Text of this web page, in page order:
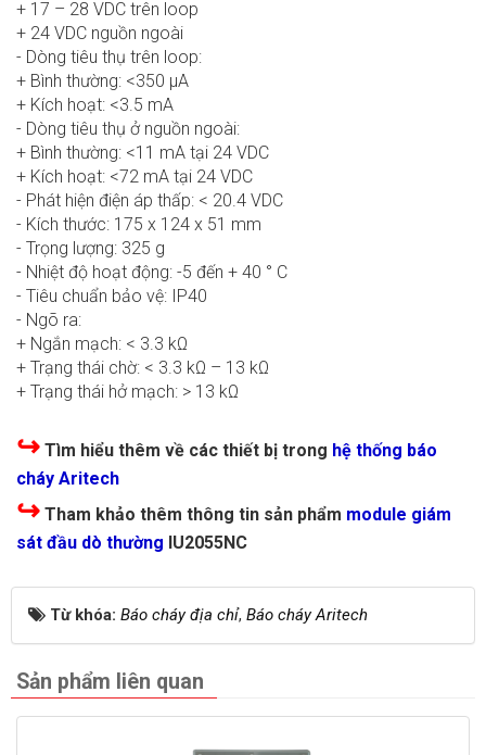
+ 17 – 28 VDC trên loop
+ 24 VDC nguồn ngoài
- Dòng tiêu thụ trên loop:
+ Bình thường: <350 μA
+ Kích hoạt: <3.5 mA
- Dòng tiêu thụ ở nguồn ngoài:
+ Bình thường: <11 mA tại 24 VDC
+ Kích hoạt: <72 mA tại 24 VDC
- Phát hiện điện áp thấp: < 20.4 VDC
- Kích thước: 175 x 124 x 51 mm
- Trọng lượng: 325 g
- Nhiệt độ hoạt động: -5 đến + 40 ° C
- Tiêu chuẩn bảo vệ: IP40
- Ngõ ra:
+ Ngắn mạch: < 3.3 kΩ
+ Trạng thái chờ: < 3.3 kΩ – 13 kΩ
+ Trạng thái hở mạch: > 13 kΩ
↪ Tìm hiểu thêm về các thiết bị trong hệ thống báo
cháy Aritech
↪ Tham khảo thêm thông tin sản phẩm module giám
sát đầu dò thường IU2055NC
Từ khóa: Báo cháy địa chỉ, Báo cháy Aritech
Sản phẩm liên quan